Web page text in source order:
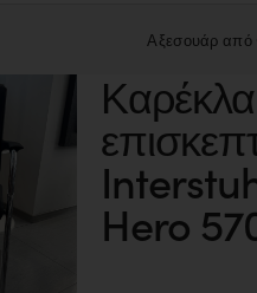
Αξεσουάρ από €36
Καρέκλα
Hero